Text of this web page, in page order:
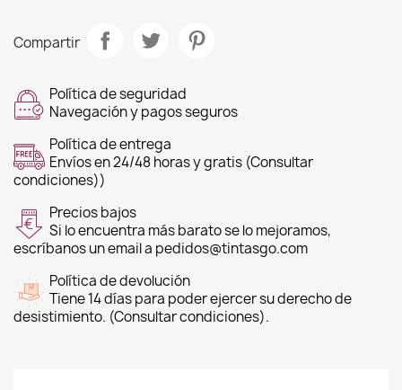
Compartir
Política de seguridad
Navegación y pagos seguros
Política de entrega
Envíos en 24/48 horas y gratis (Consultar
condiciones))
Precios bajos
Si lo encuentra más barato se lo mejoramos,
escríbanos un email a pedidos@tintasgo.com
Política de devolución
Tiene 14 días para poder ejercer su derecho de
desistimiento. (Consultar condiciones).